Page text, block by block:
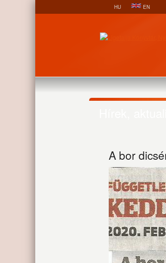
HU EN
A bor